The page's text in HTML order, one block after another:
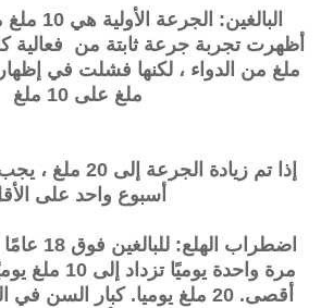
البالغين:
ملغ على 10 ملغ
إذا تم زيادة
أسبوع واحد على
أقصى. 20 ملغ يوميا. كبار